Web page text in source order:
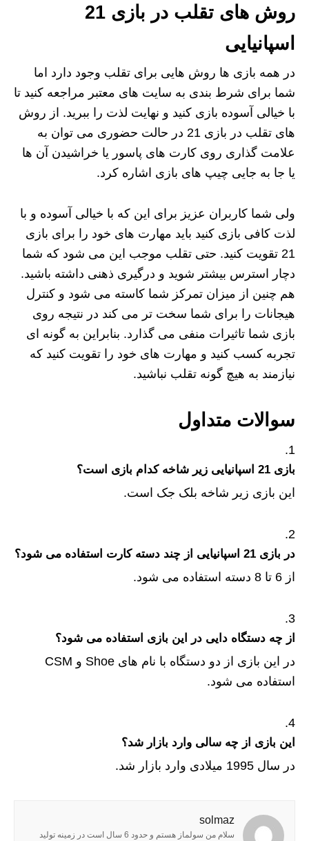
روش های تقلب در بازی 21
اسپانیایی
در همه بازی ها روش هایی برای تقلب وجود دارد اما
شما برای شرط بندی به سایت های معتبر مراجعه کنید تا
با خیالی آسوده بازی کنید و نهایت لذت را ببرید. از روش
های تقلب در بازی 21 در حالت حضوری می توان به
علامت گذاری روی کارت های پاسور یا خراشیدن آن ها
یا جا به جایی چیپ های بازی اشاره کرد.
ولی شما کاربران عزیز برای این که با خیالی آسوده و با
لذت کافی بازی کنید باید مهارت های خود را برای بازی
21 تقویت کنید. حتی تقلب موجب این می شود که شما
دچار استرس بیشتر شوید و درگیری ذهنی داشته باشید.
هم چنین از میزان تمرکز شما کاسته می شود و کنترل
هیجانات را برای شما سخت تر می کند در نتیجه روی
بازی شما تاثیرات منفی می گذارد. بنابراین به گونه ای
تجربه کسب کنید و مهارت های خود را تقویت کنید که
نیازمند به هیچ گونه تقلب نباشید.
سوالات متداول
بازی 21 اسپانیایی زیر شاخه کدام بازی است؟
این بازی زیر شاخه بلک جک است.
در بازی 21 اسپانیایی از چند دسته کارت استفاده می شود؟
از 6 تا 8 دسته استفاده می شود.
از چه دستگاه دایی در این بازی استفاده می شود؟
در این بازی از دو دستگاه با نام های Shoe و CSM
استفاده می شود.
این بازی از چه سالی وارد بازار شد؟
در سال 1995 میلادی وارد بازار شد.
solmaz
سلام من سولماز هستم و حدود 6 سال است در زمینه تولید